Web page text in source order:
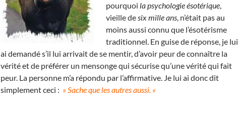
pourquoi la psychologie ésotérique,
vieille desix mille ans, n’était pas au
moins aussi connu que l’ésotérisme
traditionnel. En guise de réponse, je lui
ai demandé s’il lui arrivait de se mentir, d’avoir peur de connaître la
vérité et de préférer un mensonge qui sécurise qu’une vérité qui fait
peur. La personne m’a répondu par l’affirmative. Je lui ai donc dit
simplement ceci : » Sache que les autres aussi. «